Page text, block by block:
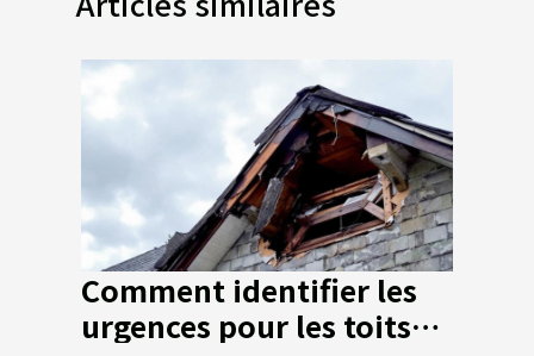
Comment identifier les
urgences pour les toits